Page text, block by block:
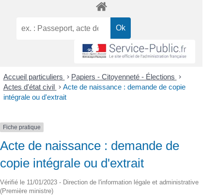
Accueil particuliers > Papiers - Citoyenneté - Élections >
Actes d'état civil > Acte de naissance : demande de copie
intégrale ou d'extrait
Fiche pratique
Acte de naissance : demande de
copie intégrale ou d'extrait
Vérifié le 11/01/2023 - Direction de l'information légale et administrative
(Première ministre)